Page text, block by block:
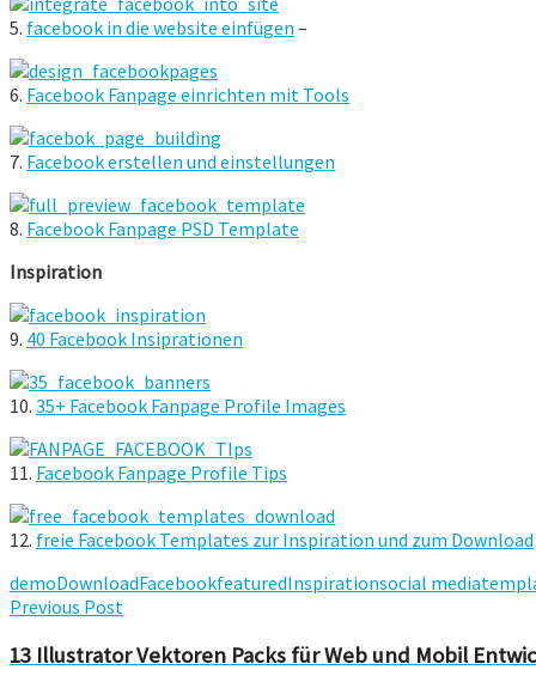
5. facebook in die website einfügen –
6. Facebook Fanpage einrichten mit Tools
7. Facebook erstellen und einstellungen
8. Facebook Fanpage PSD Template
Inspiration
9. 40 Facebook Insiprationen
10. 35+ Facebook Fanpage Profile Images
11. Facebook Fanpage Profile Tips
12. freie Facebook Templates zur Inspiration und zum Download
demoDownloadFacebookfeaturedInspirationsocial media
Previous Post
13 Illustrator Vektoren Packs für Web und Mobil